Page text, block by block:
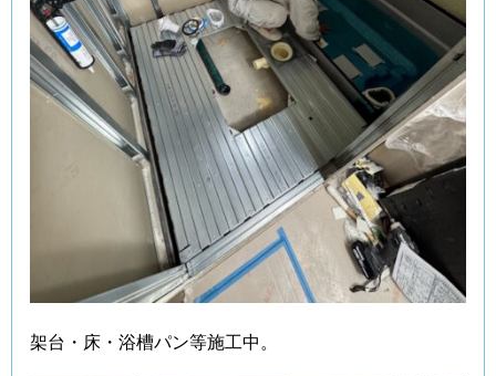
架台・床・浴槽パン等施工中。